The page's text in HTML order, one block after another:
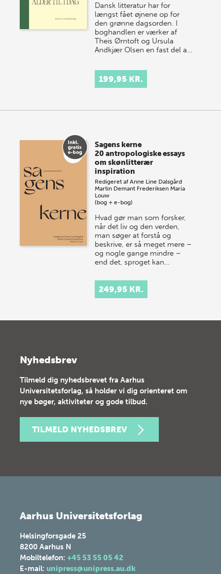
Dansk litteratur har for
længst fået øjnene op for
den grønne dagsorden. I
boghandlen er værker af
Theis Ørntoft og Ursula
Andkjær Olsen en fast del a…
199,95 KR.
Sagens kerne
20 antropologiske essays
om skønlitterær
inspiration
Redigeret afAnne Line Dalsgård
Martin Demant Frederiksen Maria
Louw
(bog + e-bog)
Hvad gør man som forsker,
når det liv og den verden,
man søger at forstå og
beskrive, er så meget mere –
og nogle gange mindre –
end det, sproget kan…
249,95 KR.
Nyhedsbrev
Tilmeld dig nyhedsbrevet fra Aarhus
Universitetsforlag, så holder vi dig orienteret om
nye bøger, aktiviteter og gode tilbud.
TILMELD NYHEDSBREV
Aarhus Universitetsforlag
Helsingforsgade 25
8200 Aarhus N
Mobiltelefon: +45 53 55 05 42
E-mail: unipress@unipress.au.dk